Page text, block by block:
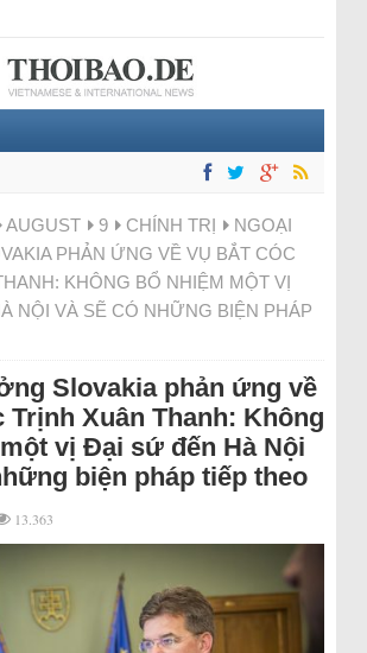
AUGUST 9 CHÍNH TRỊ
NGOẠI
PHẢN ỨNG VỀ VỤ BẮT CÓC
KHÔNG BỔ NHIỆM MỘT VỊ
NỘI VÀ SẼ CÓ NHỮNG BIỆN PHÁP
Slovakia phản ứng về
Trịnh Xuân Thanh: Không
vị Đại sứ đến Hà Nội
biện pháp tiếp theo
13.363